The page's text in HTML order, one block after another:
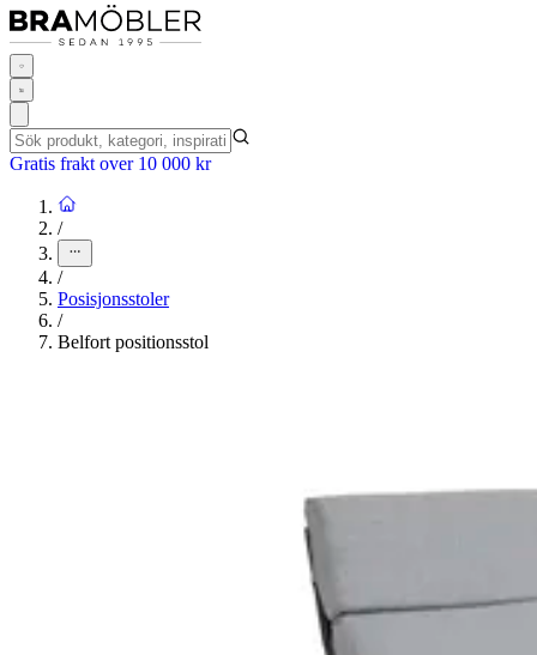
Gratis frakt over 10 000 kr
/
/
Posisjonsstoler
/
Belfort positionsstol